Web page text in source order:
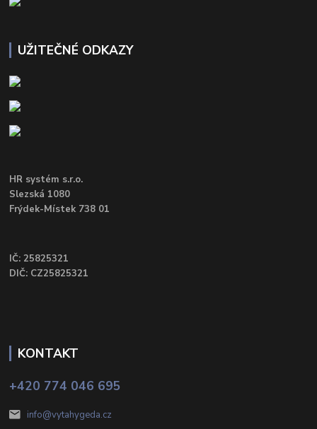
UŽITEČNÉ ODKAZY
HR systém s.r.o.
Slezská 1080
Frýdek-Místek 738 01
IČ: 25825321
DIČ: CZ25825321
KONTAKT
+420 774 046 695
info@vytahygeda.cz